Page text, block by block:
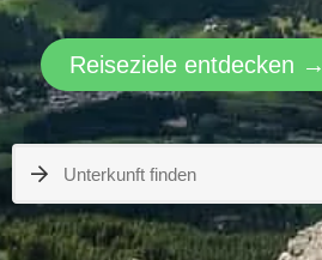
Reiseziele entdecken →